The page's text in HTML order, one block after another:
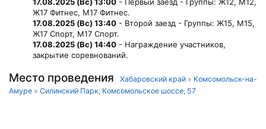
Ж17 Фитнес, М17 Фитнес.
17.08.2025 (Вс) 13:40 - Второй заезд - Группы: Ж15, М15,
Ж17 Спорт, М17 Спорт.
17.08.2025 (Вс) 14:40 - Награждение участников,
закрытие соревнований.
Место проведения Хабаровский край » Комсомольск-на-
Амуре » Силинский Парк, Комсомольское шоссе, 57